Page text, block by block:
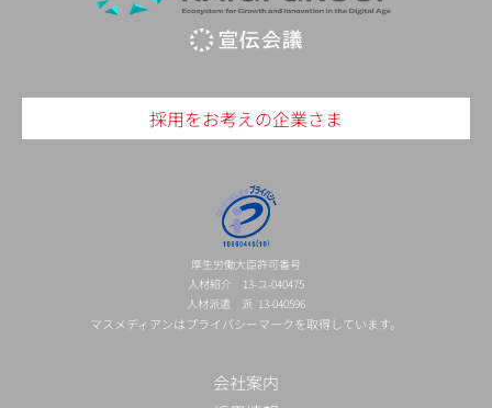
採用をお考えの企業さま
厚生労働大臣許可番号
人材紹介 13-ユ-040475
人材派遣 派 13-040596
マスメディアンはプライバシーマークを取得しています。
会社案内